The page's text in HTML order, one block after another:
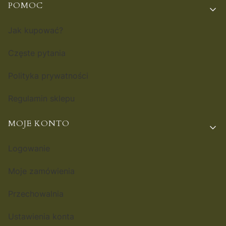
POMOC
MOJE KONTO